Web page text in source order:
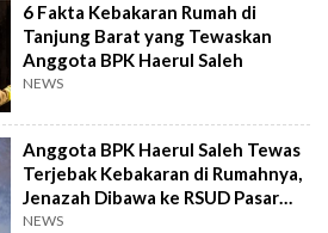
6 Fakta Kebakaran Rumah di
Tanjung Barat yang Tewaskan
Anggota BPK Haerul Saleh
NEWS
Anggota BPK Haerul Saleh Tewas
Terjebak Kebakaran di Rumahnya,
Jenazah Dibawa ke RSUD Pasar
Minggu
NEWS